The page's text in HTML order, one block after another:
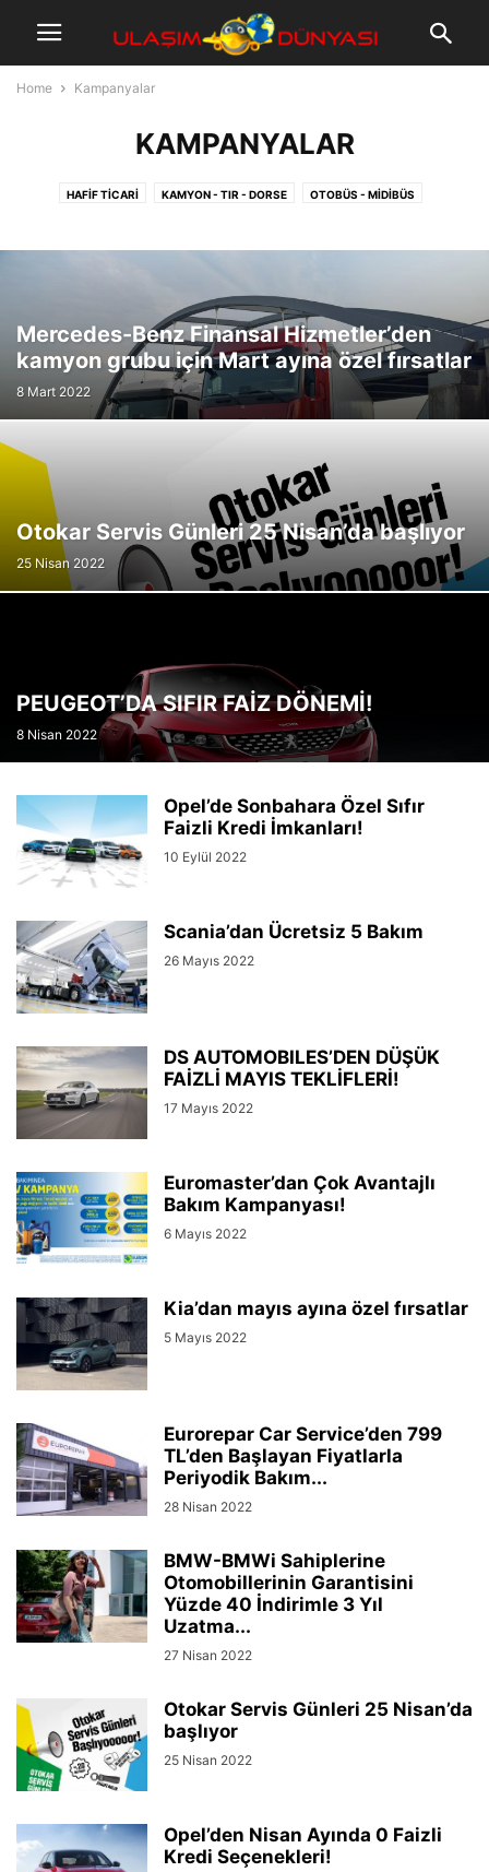
Home Kampanyalar
KAMPANYALAR
HAFIF TICARI KAMYON - TIR - DORSE OTOBÜS - MIDIBÜS
Mercedes-Benz Finansal Hizmetler’den
kamyon grubu için Mart ayına özel fırsatlar
8 Mart 2022
Otokar Servis Günleri 25 Nisan’da başlıyor
25 Nisan 2022
PEUGEOT’DA SIFIR FAİZ DÖNEMİ!
8 Nisan 2022
Opel’de Sonbahara Özel Sıfır
Faizli Kredi İmkanları!
10 Eylül 2022
Scania’dan Ücretsiz 5 Bakım
26 Mayıs 2022
DS AUTOMOBILES’DEN DÜŞÜK
FAİZLİ MAYIS TEKLİFLERİ!
17 Mayıs 2022
Euromaster’dan Çok Avantajlı
Bakım Kampanyası!
6 Mayıs 2022
Kia’dan mayıs ayına özel fırsatlar
5 Mayıs 2022
Eurorepar Car Service’den 799
TL’den Başlayan Fiyatlarla
Periyodik Bakım...
28 Nisan 2022
BMW-BMWi Sahiplerine
Otomobillerinin Garantisini
Yüzde 40 İndirimle 3 Yıl
Uzatma...
27 Nisan 2022
Otokar Servis Günleri 25 Nisan’da
başlıyor
25 Nisan 2022
Opel’den Nisan Ayında 0 Faizli
Kredi Seçenekleri!